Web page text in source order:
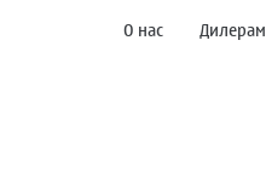
О нас Дилерам